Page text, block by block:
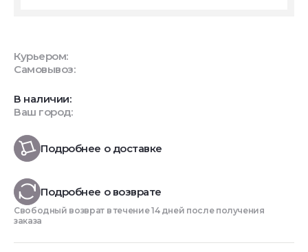
Курьером:
Самовывоз:
В наличии:
Ваш город:
Подробнее о доставке
Подробнее о возврате
Свободный возврат в течение 14 дней после получения
заказа